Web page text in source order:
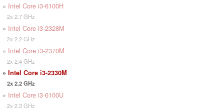
» Intel Core i3-6100H
2x 2.7 GHz
» Intel Core i3-2328M
2x 2.2 GHz
» Intel Core i3-2370M
2x 2.4 GHz
» Intel Core i3-2330M
2x 2.2 GHz
» Intel Core i3-6100U
2x 2.3 GHz